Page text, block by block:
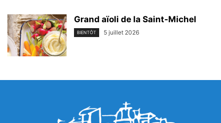
Grand aïoli de la Saint-Michel
BIENTÔT 5 juillet 2026